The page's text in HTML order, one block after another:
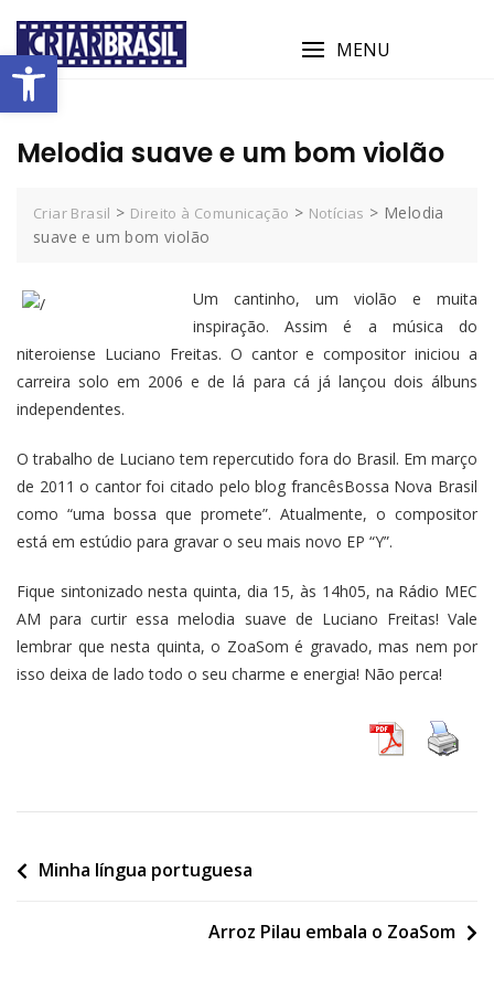
Abrir a barra de ferramentas
MENU
Melodia suave e um bom violão
Criar Brasil > Direito à Comunicação > Notícias > Melodia
suave e um bom violão
Um cantinho, um violão e muita
inspiração. Assim é a música do
niteroiense Luciano Freitas. O cantor e compositor iniciou a
carreira solo em 2006 e de lá para cá já lançou dois álbuns
independentes.
O trabalho de Luciano tem repercutido fora do Brasil. Em março
de 2011 o cantor foi citado pelo blog francêsBossa Nova Brasil
como “uma bossa que promete”. Atualmente, o compositor
está em estúdio para gravar o seu mais novo EP “Y”.
Fique sintonizado nesta quinta, dia 15, às 14h05, na Rádio MEC
AM para curtir essa melodia suave de Luciano Freitas! Vale
lembrar que nesta quinta, o ZoaSom é gravado, mas nem por
isso deixa de lado todo o seu charme e energia! Não perca!
Minha língua portuguesa
Arroz Pilau embala o ZoaSom